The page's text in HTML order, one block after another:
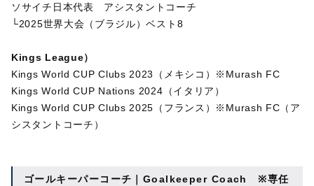
ソサイチ日本代表 アシスタントコーチ
└2025世界大会（ブラジル）ベスト8
Kings League）
Kings World CUP Clubs 2023（メキシコ）※Murash FC
Kings World CUP Nations 2024（イタリア）
Kings World CUP Clubs 2025（フランス）※Murash FC（ア
シスタントコーチ）
ゴールキーパーコーチ｜ Goalkeeper Coach ※専任